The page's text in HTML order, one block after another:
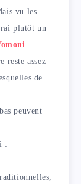
vu les
plutôt un
.
reste assez
de
peuvent
: